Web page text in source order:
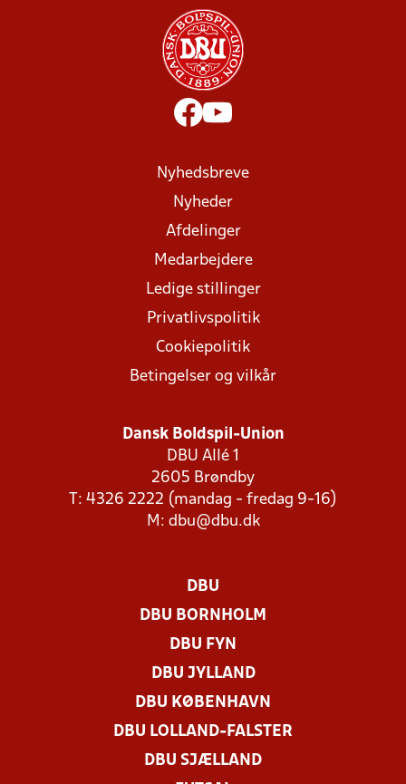
Nyhedsbreve
Nyheder
Afdelinger
Medarbejdere
Ledige stillinger
Privatlivspolitik
Cookiepolitik
Betingelser og vilkår
Dansk Boldspil-Union
DBU Allé 1
2605 Brøndby
T: 4326 2222 (mandag - fredag 9-16)
M: dbu@dbu.dk
DBU
DBU BORNHOLM
DBU FYN
DBU JYLLAND
DBU KØBENHAVN
DBU LOLLAND-FALSTER
DBU SJÆLLAND